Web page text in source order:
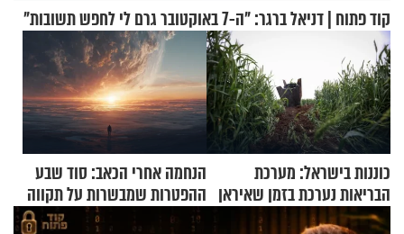
קוד פתוח | דניאל ברגר: "ה-7 באוקטובר גרם לי לחפש תשובות"
כוננות בישראל: מערכת
הבריאות נערכת בזמן שאיראן
מאיימת על הבריטים
הנחמה אחרי הכאב: סוד שבע
ההפטרות שמבשרות על תקווה
וגאולה